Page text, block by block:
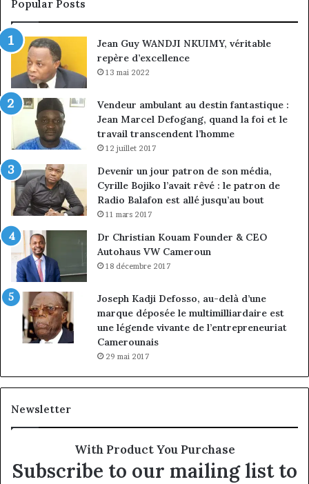
Popular Posts
Jean Guy WANDJI NKUIMY, véritable
repère d’excellence
13 mai 2022
Vendeur ambulant au destin fantastique :
Jean Marcel Defogang, quand la foi et le
travail transcendent l’homme
12 juillet 2017
Devenir un jour patron de son média,
Cyrille Bojiko l’avait rêvé : le patron de
Radio Balafon est allé jusqu’au bout
11 mars 2017
Dr Christian Kouam Founder & CEO
Autohaus VW Cameroun
18 décembre 2017
Joseph Kadji Defosso, au-delà d’une
marque déposée le multimilliardaire est
une légende vivante de l’entrepreneuriat
Camerounais
29 mai 2017
Newsletter
With Product You Purchase
Subscribe to our mailing list to